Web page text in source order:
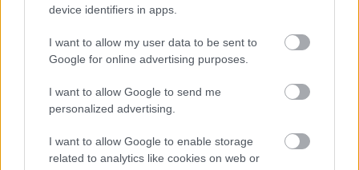
device identifiers in apps.
I want to allow my user data to be sent to
Google for online advertising purposes.
I want to allow Google to send me
personalized advertising.
I want to allow Google to enable storage
related to analytics like cookies on web or
neveste niciodată
Fiecare dintre aceste femei de fier din zodiac își
sculptează propria cale spre succes, folosindu-și